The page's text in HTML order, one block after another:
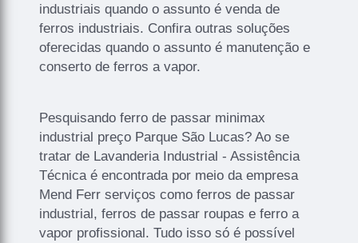
industriais quando o assunto é venda de
ferros industriais. Confira outras soluções
oferecidas quando o assunto é manutenção e
conserto de ferros a vapor.
Pesquisando ferro de passar minimax
industrial preço Parque São Lucas? Ao se
tratar de Lavanderia Industrial - Assistência
Técnica é encontrada por meio da empresa
Mend Ferr serviços como ferros de passar
industrial, ferros de passar roupas e ferro a
vapor profissional. Tudo isso só é possível